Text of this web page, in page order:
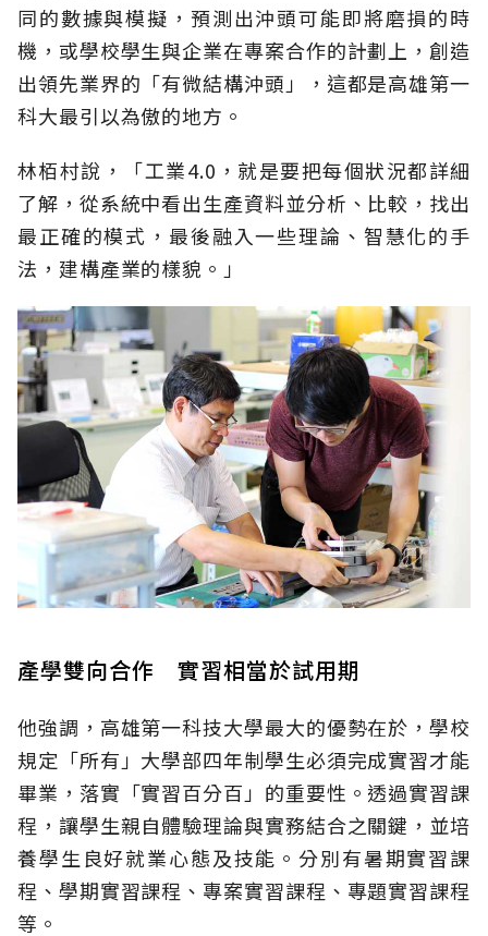
同的數據與模擬，預測出沖頭可能即將磨損的時
機，或學校學生與企業在專案合作的計劃上，創造
出領先業界的「有微結構沖頭」，這都是高雄第一
科大最引以為傲的地方。
林栢村說，「工業4.0，就是要把每個狀況都詳細
了解，從系統中看出生產資料並分析、比較，找出
最正確的模式，最後融入一些理論、智慧化的手
法，建構產業的樣貌。」
產學雙向合作 實習相當於試用期
他強調，高雄第一科技大學最大的優勢在於，學校
規定「所有」大學部四年制學生必須完成實習才能
畢業，落實「實習百分百」的重要性。透過實習課
程，讓學生親自體驗理論與實務結合之關鍵，並培
養學生良好就業心態及技能。分別有暑期實習課
程、學期實習課程、專案實習課程、專題實習課程
等。